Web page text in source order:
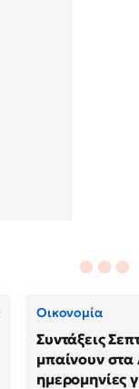
Οικονομία
Συντάξεις
μπαίνουν
ημερομηνίες